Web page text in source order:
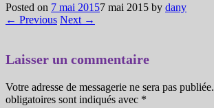
Posted on 7 mai 20157 mai 2015 by dany
← Previous Next →
Laisser un commentaire
Votre adresse de messagerie ne sera pas publiée.
obligatoires sont indiqués avec *